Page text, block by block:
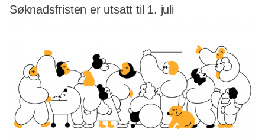
Søknadsfristen er utsatt til 1. juli